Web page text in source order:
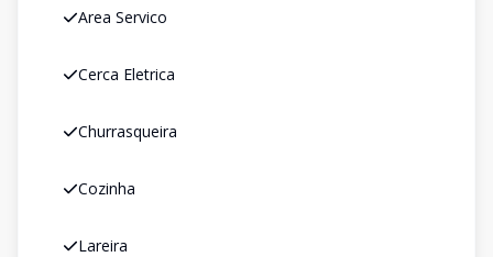
Area Servico
Cerca Eletrica
Churrasqueira
Cozinha
Lareira